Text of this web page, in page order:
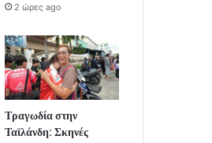
2 ώρες ago
Τραγωδία στην
Ταϊλάνδη: Σκηνές